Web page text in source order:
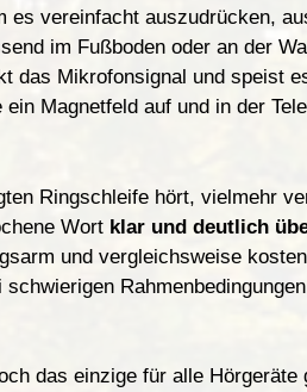
es vereinfacht auszudrücken,
im Fußboden oder an der
das Mikrofonsignal und speist
ein Magnetfeld auf und in der
Ringschleife hört, vielmehr
Wort klar und deutlich
und vergleichsweise
das einzige für alle Hörgeräte